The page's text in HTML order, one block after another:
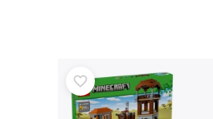
Drónok
Nézze meg a weboldalt.